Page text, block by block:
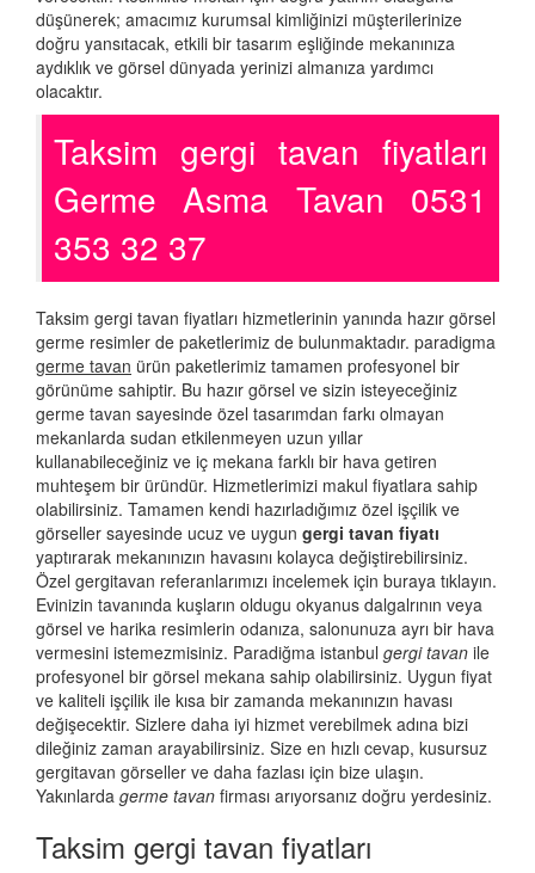
düşünerek; amacımız kurumsal kimliğinizi müşterilerinize
doğru yansıtacak, etkili bir tasarım eşliğinde mekanınıza
aydıklık ve görsel dünyada yerinizi almanıza yardımcı
olacaktır.
Taksim gergi tavan fiyatları
Germe Asma Tavan 0531
353 32 37
Taksim gergi tavan fiyatları hizmetlerinin yanında hazır görsel
germe resimler de paketlerimiz de bulunmaktadır. paradigma
germe tavan ürün paketlerimiz tamamen profesyonel bir
görünüme sahiptir. Bu hazır görsel ve sizin isteyeceğiniz
germe tavan sayesinde özel tasarımdan farkı olmayan
mekanlarda sudan etkilenmeyen uzun yıllar
kullanabileceğiniz ve iç mekana farklı bir hava getiren
muhteşem bir üründür. Hizmetlerimizi makul fiyatlara sahip
olabilirsiniz. Tamamen kendi hazırladığımız özel işçilik ve
görseller sayesinde ucuz ve uygun gergi tavan fiyatı
yaptırarak mekanınızın havasını kolayca değiştirebilirsiniz.
Özel gergitavan referanlarımızı incelemek için buraya tıklayın.
Evinizin tavanında kuşların oldugu okyanus dalgalrının veya
görsel ve harika resimlerin odanıza, salonunuza ayrı bir hava
vermesini istemezmisiniz. Paradiğma istanbul gergi tavan ile
profesyonel bir görsel mekana sahip olabilirsiniz. Uygun fiyat
ve kaliteli işçilik ile kısa bir zamanda mekanınızın havası
değişecektir. Sizlere daha iyi hizmet verebilmek adına bizi
dileğiniz zaman arayabilirsiniz. Size en hızlı cevap, kusursuz
gergitavan görseller ve daha fazlası için bize ulaşın.
Yakınlarda germe tavan firması arıyorsanız doğru yerdesiniz.
Taksim gergi tavan fiyatları